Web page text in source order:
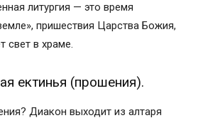
литургия — это время
пришествия Царства Божия,
свет в храме.
ектинья (прошения).
Диакон выходит из алтаря